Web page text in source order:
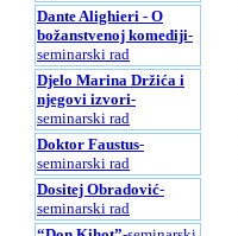
Dante Alighieri - O
božanstvenoj komediji-
seminarski rad
Djelo Marina Držića i
njegovi izvori-
seminarski rad
Doktor Faustus-
seminarski rad
Dositej Obradović-
seminarski rad